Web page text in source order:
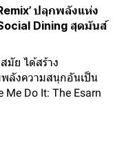
ปลุกพลังแห่ง
Dining สุดมันส์
มัย ได้สร้าง
ลังความสนุกอันเป็น
Do It: The Esarn